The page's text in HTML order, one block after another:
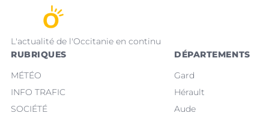
L'actualité de l'Occitanie en continu
RUBRIQUES
MÉTÉO
INFO TRAFIC
SOCIÉTÉ
DÉPARTEMENTS
Gard
Hérault
Aude